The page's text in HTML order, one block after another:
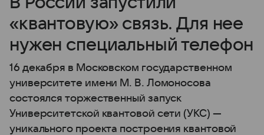
«квантовую» связь. Для нее
нужен специальный телефон
16 декабря в Московском государственном
университете имени М. В. Ломоносова
состоялся торжественный запуск
Университетской квантовой сети (УКС) —
уникального проекта построения квантовой